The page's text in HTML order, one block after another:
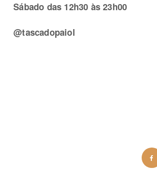
Sábado das 12h30 às 23h00
@tascadopaiol